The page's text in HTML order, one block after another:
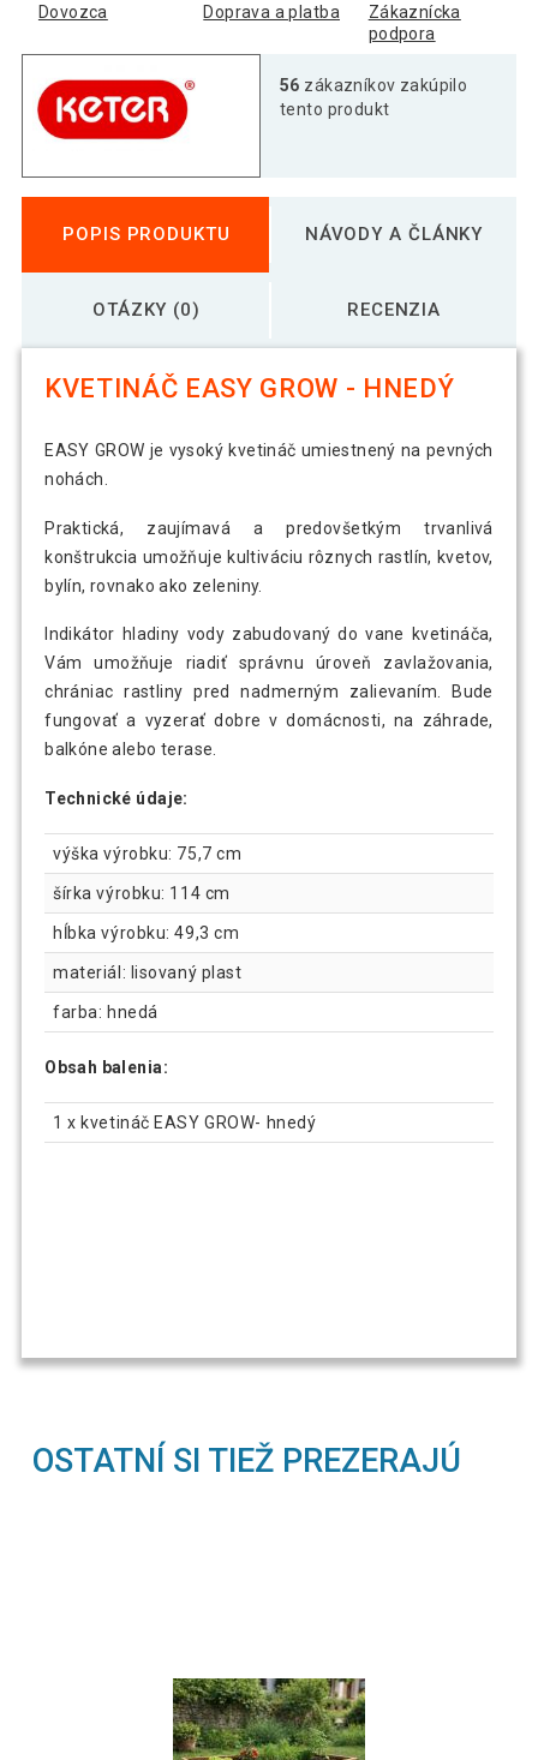
Dovozca Doprava a platba
Zákaznícka
podpora
56 zákazníkov zakúpilo
tento produkt
POPIS PRODUKTU NÁVODY A ČLÁNKY
OTÁZKY (0) RECENZIA
KVETINÁČ EASY GROW - HNEDÝ
EASY GROW je vysoký kvetináč umiestnený na pevných
nohách.
Praktická, zaujímavá a predovšetkým trvanlivá
konštrukcia umožňuje kultiváciu rôznych rastlín, kvetov,
bylín, rovnako ako zeleniny.
Indikátor hladiny vody zabudovaný do vane kvetináča,
Vám umožňuje riadiť správnu úroveň zavlažovania,
chrániac rastliny pred nadmerným zalievaním. Bude
fungovať a vyzerať dobre v domácnosti, na záhrade,
balkóne alebo terase.
Technické údaje:
výška výrobku: 75,7 cm
šírka výrobku: 114 cm
hĺbka výrobku: 49,3 cm
materiál: lisovaný plast
farba: hnedá
Obsah balenia:
1 x kvetináč EASY GROW- hnedý
OSTATNÍ SI TIEŽ PREZERAJÚ